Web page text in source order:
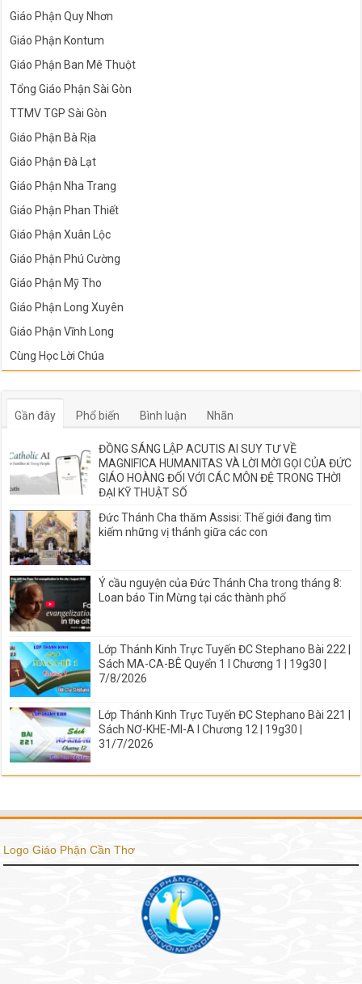
Giáo Phận Quy Nhơn
Giáo Phận Kontum
Giáo Phận Ban Mê Thuột
Tổng Giáo Phận Sài Gòn
TTMV TGP Sài Gòn
Giáo Phận Bà Rịa
Giáo Phận Đà Lạt
Giáo Phận Nha Trang
Giáo Phận Phan Thiết
Giáo Phận Xuân Lộc
Giáo Phận Phú Cường
Giáo Phận Mỹ Tho
Giáo Phận Long Xuyên
Giáo Phận Vĩnh Long
Cùng Học Lời Chúa
Gần đây Phổ biến Bình luận Nhãn
ĐỒNG SÁNG LẬP ACUTIS AI SUY TƯ VỀ
MAGNIFICA HUMANITAS VÀ LỜI MỜI GỌI CỦA ĐỨC
GIÁO HOÀNG ĐỐI VỚI CÁC MÔN ĐỆ TRONG THỜI
ĐẠI KỸ THUẬT SỐ
Đức Thánh Cha thăm Assisi: Thế giới đang tìm
kiếm những vị thánh giữa các con
Ý cầu nguyện của Đức Thánh Cha trong tháng 8:
Loan báo Tin Mừng tại các thành phố
Lớp Thánh Kinh Trực Tuyến ĐC Stephano Bài 222 |
Sách MA-CA-BÊ Quyển 1 I Chương 1 | 19g30 |
7/8/2026
Lớp Thánh Kinh Trực Tuyến ĐC Stephano Bài 221 |
Sách NƠ-KHE-MI-A I Chương 12 | 19g30 |
31/7/2026
Logo Giáo Phận Cần Thơ